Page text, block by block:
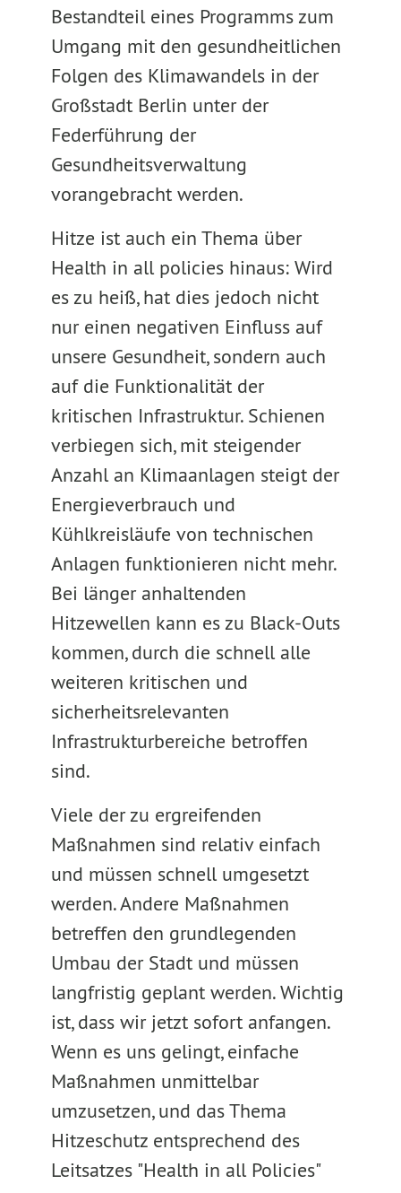
Bestandteil eines Programms zum
Umgang mit den gesundheitlichen
Folgen des Klimawandels in der
Großstadt Berlin unter der
Federführung der
Gesundheitsverwaltung
vorangebracht werden.
Hitze ist auch ein Thema über
Health in all policies hinaus: Wird
es zu heiß, hat dies jedoch nicht
nur einen negativen Einfluss auf
unsere Gesundheit, sondern auch
auf die Funktionalität der
kritischen Infrastruktur. Schienen
verbiegen sich, mit steigender
Anzahl an Klimaanlagen steigt der
Energieverbrauch und
Kühlkreisläufe von technischen
Anlagen funktionieren nicht mehr.
Bei länger anhaltenden
Hitzewellen kann es zu Black-Outs
kommen, durch die schnell alle
weiteren kritischen und
sicherheitsrelevanten
Infrastrukturbereiche betroffen
sind.
Viele der zu ergreifenden
Maßnahmen sind relativ einfach
und müssen schnell umgesetzt
werden. Andere Maßnahmen
betreffen den grundlegenden
Umbau der Stadt und müssen
langfristig geplant werden. Wichtig
ist, dass wir jetzt sofort anfangen.
Wenn es uns gelingt, einfache
Maßnahmen unmittelbar
umzusetzen, und das Thema
Hitzeschutz entsprechend des
Leitsatzes "Health in all Policies"